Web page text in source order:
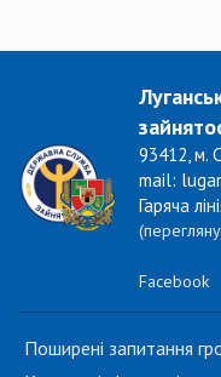
93412, м.
mail:
Гаряча
Facebook
Поширені запитання